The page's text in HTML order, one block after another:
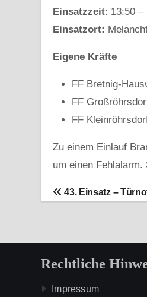
Einsatzzeit: 13:50 –
Einsatzort:
Eigene Kräfte
FF Bretnig-
FF
FF
Zu einem Einlauf
um einen
B
i
t
r
43. Einsatz –
Rechtliche
Impressum